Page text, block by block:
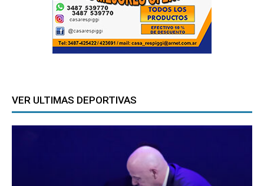
VER ULTIMAS DEPORTIVAS